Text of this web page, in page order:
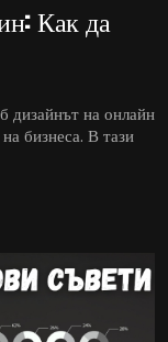
Как да
дизайнът на онлайн
бизнеса. В тази